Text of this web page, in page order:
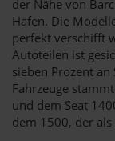
der Nähe von
Hafen. Die
perfekt verschifft
Autoteilen ist
sieben Prozent
Fahrzeuge
und dem Seat
dem 1500, der